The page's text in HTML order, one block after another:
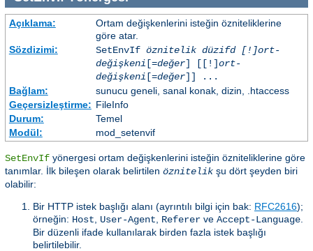
Açıklama:
Ortam değişkenlerini isteğin özniteliklerine
göre atar.
Sözdizimi:
SetEnvIf öznitelik düzifd [!]ort-
değişkeni [=değer] [[!]ort-
değişkeni [=değer]] ...
Bağlam:
sunucu geneli, sanal konak, dizin, .htaccess
Geçersizleştirme: FileInfo
Durum:
Temel
Modül:
mod_setenvif
SetEnvIf yönergesi ortam değişkenlerini isteğin özniteliklerine göre
tanımlar. İlk bileşen olarak belirtilen öznitelik şu dört şeyden biri
olabilir:
Bir HTTP istek başlığı alanı (ayrıntılı bilgi için bak: RFC2616);
örneğin: Host User-Agent Referer ve Accept-Language
Bir düzenli ifade kullanılarak birden fazla istek başlığı
belirtilebilir.